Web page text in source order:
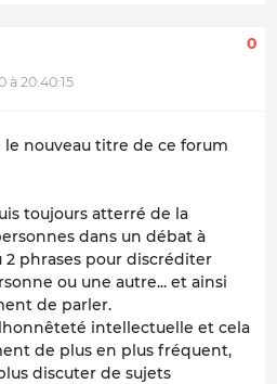
à 20:40:15
0
nouveau titre de ce forum
toujours atterré de la
dans un débat à
2 phrases pour discréditer
ou une autre... et ainsi
de parler.
intellectuelle et cela
de plus en plus fréquent,
discuter de sujets